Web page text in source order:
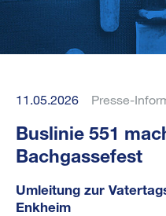
11.05.2026 Presse-
Buslinie 551
Bachgassefest
Umleitung zur
Enkheim